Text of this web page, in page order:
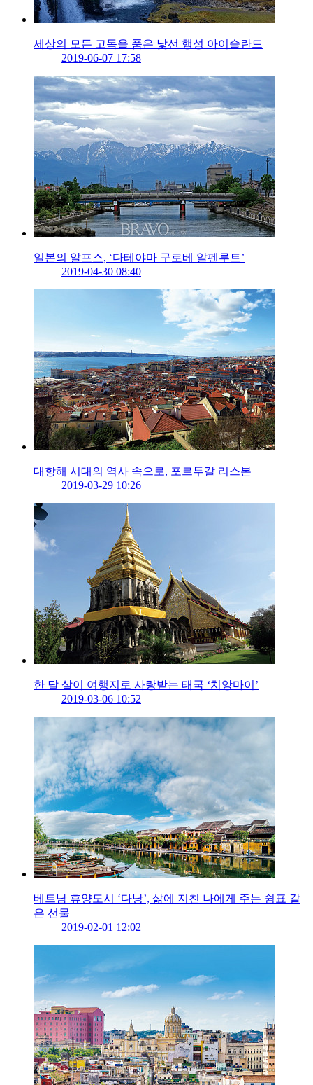
세상의 모든 고독을 품은 낯선 행성 아이슬란드
2019-06-07 17:58
일본의 알프스, ‘다테야마 구로베 알펜루트’
2019-04-30 08:40
대항해 시대의 역사 속으로, 포르투갈 리스본
2019-03-29 10:26
한 달 살이 여행지로 사랑받는 태국 ‘치앙마이’
2019-03-06 10:52
베트남 휴양도시 ‘다낭’, 삶에 지친 나에게 주는 쉼표 같
은 선물
2019-02-01 12:02